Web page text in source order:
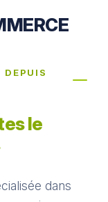
DEPUIS
le
dans